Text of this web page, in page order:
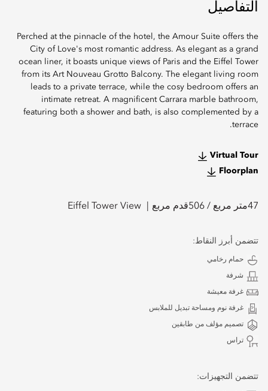
التفاصيل
Perched at the pinnacle of the hotel, the Amour Suite offers the
City of Love's most romantic address. As elegant as a grand
ocean liner, it boasts unique views of Paris and the Eiffel Tower
from its Art Nouveau Grotto Balcony. The elegant living room
leads to a private terrace, while the cosy bedroom offers an
intimate retreat. A magnificent Carrara marble bathroom,
featuring both a shower and bath, is also complemented by a
terrace.
Virtual Tour
Floorplan
47متر مربع / 506قدم مربع Eiffel Tower View
تتضمن أبرز النقاط:
حمام رخامي
شرفة
غرفة معيشة
غرفة نوم ومساحة تبديل للملابس
تصميم مؤلف من طابقين
تراس
تتضمن التجهيزات: